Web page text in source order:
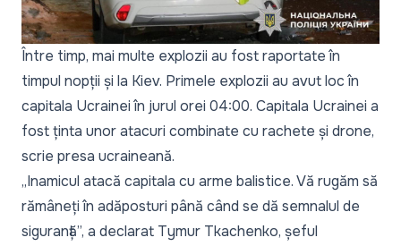
Între timp, mai multe explozii au fost raportate în
timpul nopții și la Kiev. Primele explozii au avut loc în
capitala Ucrainei în jurul orei 04:00. Capitala Ucrainei a
fost ținta unor atacuri combinate cu rachete și drone,
scrie presa ucraineană.
„Inamicul atacă capitala cu arme balistice. Vă rugăm să
rămâneți în adăposturi până când se dă semnalul de
siguranță”, a declarat Tymur Tkachenko, șeful